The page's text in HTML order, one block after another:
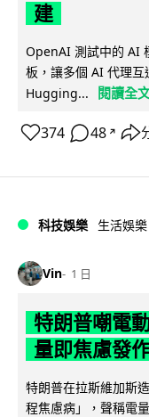
建
OpenAI 測試中的 AI
板，讓多個 AI 代理
Hugging...
閱讀全
374 48 ↗
科技娛樂 生活娛樂
Vin 1 日
特朗普嘲電
量即焦慮發
特朗普在拉斯維加斯
程焦慮病」，聲稱電